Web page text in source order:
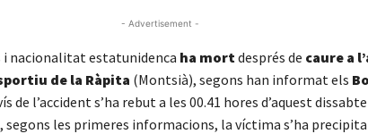
- Advertisement -
i nacionalitat estatunidenca ha mort després de caure a
de la Ràpita (Montsià), segons han informat els
de l’accident s’ha rebut a les 00.41 hores d’aquest
segons les primeres informacions, la víctima s’ha